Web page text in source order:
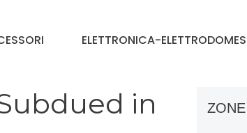
ELETTRONICA-
in